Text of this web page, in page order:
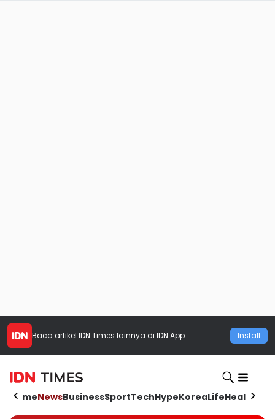
Baca artikel IDN Times lainnya di IDN App Install
HomeNewsBusinessSportTechHypeKoreaLifeHealth